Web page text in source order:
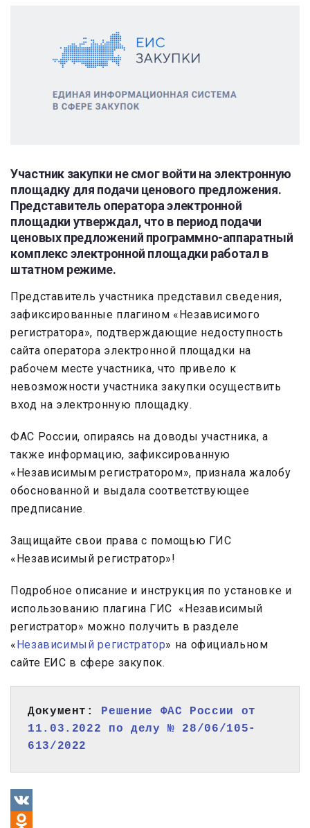
Участник закупки не смог войти на электронную
площадку для подачи ценового предложения.
Представитель оператора электронной
площадки утверждал, что в период подачи
ценовых предложений программно-аппаратный
комплекс электронной площадки работал в
штатном режиме.
Представитель участника представил сведения,
зафиксированные плагином «Независимого
регистратора», подтверждающие недоступность
сайта оператора электронной площадки на
рабочем месте участника, что привело к
невозможности участника закупки осуществить
вход на электронную площадку.
ФАС России, опираясь на доводы участника, а
также информацию, зафиксированную
«Независимым регистратором», признала жалобу
обоснованной и выдала соответствующее
предписание.
Защищайте свои права с помощью ГИС
«Независимый регистратор»!
Подробное описание и инструкция по установке и
использованию плагина ГИС «Независимый
регистратор» можно получить в разделе
«Независимый регистратор» на официальном
сайте ЕИС в сфере закупок.
Документ: Решение ФАС России от
11.03.2022 по делу № 28/06/105-
613/2022
VK